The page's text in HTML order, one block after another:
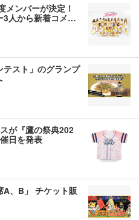
メンバーが決定！
3人から新着コメ…
スト」のグランプ
が『鷹の祭典202
日を発表
A、B」 チケット販